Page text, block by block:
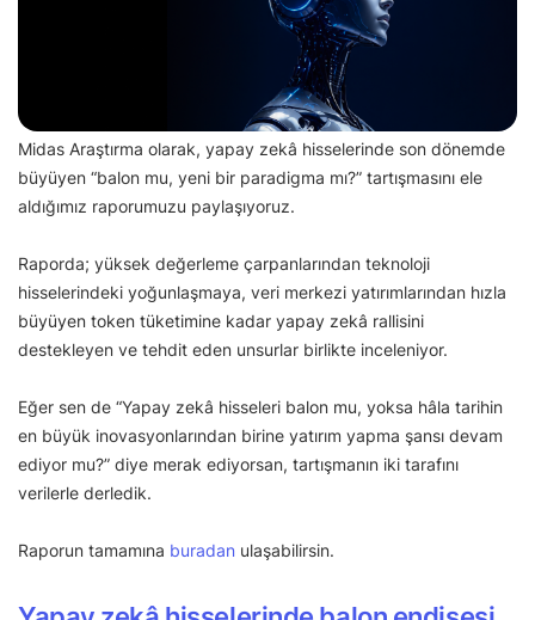
Midas Araştırma olarak, yapay zekâ hisselerinde son dönemde
büyüyen “balon mu, yeni bir paradigma mı?” tartışmasını ele
aldığımız raporumuzu paylaşıyoruz.
Raporda; yüksek değerleme çarpanlarından teknoloji
hisselerindeki yoğunlaşmaya, veri merkezi yatırımlarından hızla
büyüyen token tüketimine kadar yapay zekâ rallisini
destekleyen ve tehdit eden unsurlar birlikte inceleniyor.
Eğer sen de “Yapay zekâ hisseleri balon mu, yoksa hâla tarihin
en büyük inovasyonlarından birine yatırım yapma şansı devam
ediyor mu?” diye merak ediyorsan, tartışmanın iki tarafını
verilerle derledik.
Raporun tamamına buradan ulaşabilirsin.